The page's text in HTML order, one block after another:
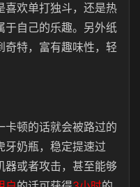
喜欢单打独斗，还是热
于自己的乐趣。另外纸
奇特，富有趣味性，轻
卡顿的话就会被路过的
牙奶瓶，稳定提速过
器或者攻击，甚至能够